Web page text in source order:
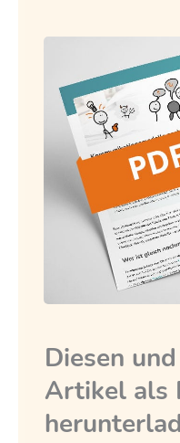
Diesen
Artikel als